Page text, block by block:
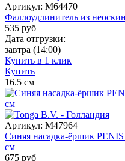
Артикул: M64470
Фаллоудлинитель из
535 руб
Дата отгрузки:
завтра (14:00)
Купить в 1 клик
Купить
16.5 см
Артикул: M47964
Синяя насадка-ёршик
см
675 руб